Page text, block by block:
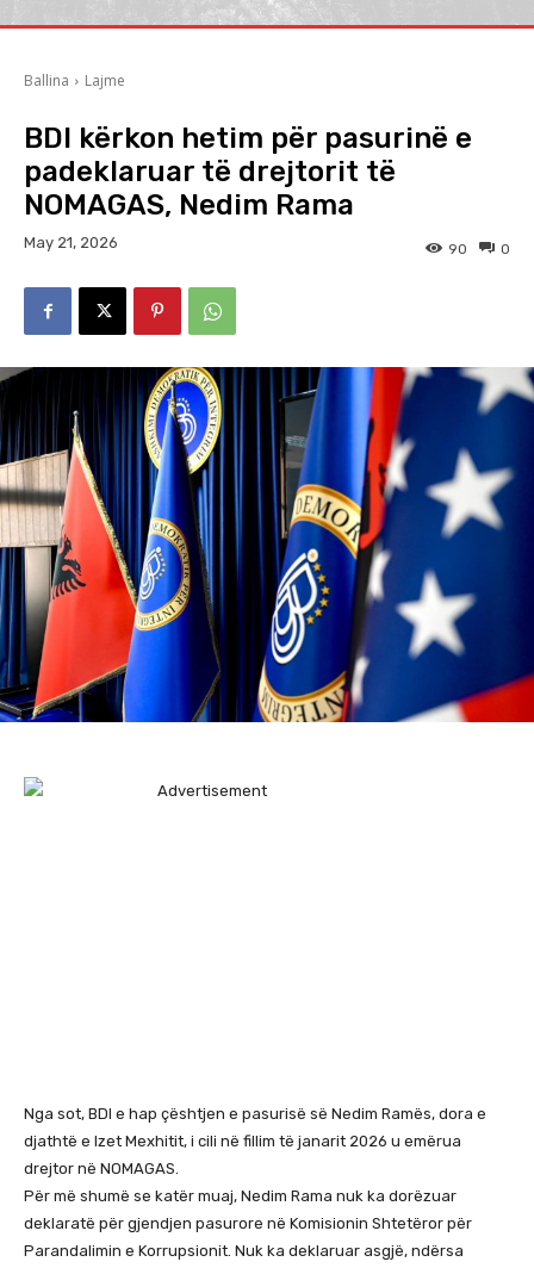
Ballina Lajme
BDI kërkon hetim për pasurinë e
padeklaruar të drejtorit të
NOMAGAS, Nedim Rama
May 21, 2026 0
90
Nga sot, BDI e hap çështjen e pasurisë së Nedim Ramës, dora e
djathtë e Izet Mexhitit, i cili në fillim të janarit 2026 u emërua
drejtor në NOMAGAS.
Për më shumë se katër muaj, Nedim Rama nuk ka dorëzuar
deklaratë për gjendjen pasurore në Komisionin Shtetëror për
Parandalimin e Korrupsionit. Nuk ka deklaruar asgjë, ndërsa